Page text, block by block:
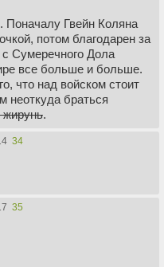
Гвейн Коляна
потом благодарен за
с Сумеречного Дола
все больше и больше.
что над войском стоит
неоткуда браться
жирунь.
34
35